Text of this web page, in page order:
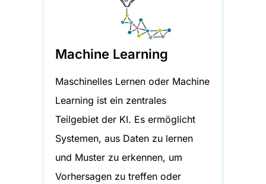
Machine Learning
Maschinelles Lernen oder Machine
Learning ist ein zentrales
Teilgebiet der KI. Es ermöglicht
Systemen, aus Daten zu lernen
und Muster zu erkennen, um
Vorhersagen zu treffen oder